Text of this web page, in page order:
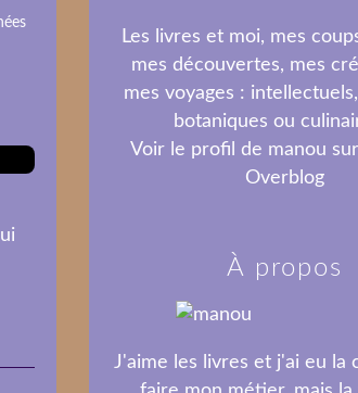
Les livres et moi, mes
mes découvertes, mes
mes voyages :
botaniques ou
Voir le profil de manou
Overblog
À propos
J'aime les livres et j'ai eu la